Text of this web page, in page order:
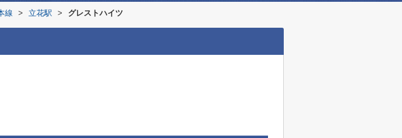
線 > 立花駅 > グレストハイツ